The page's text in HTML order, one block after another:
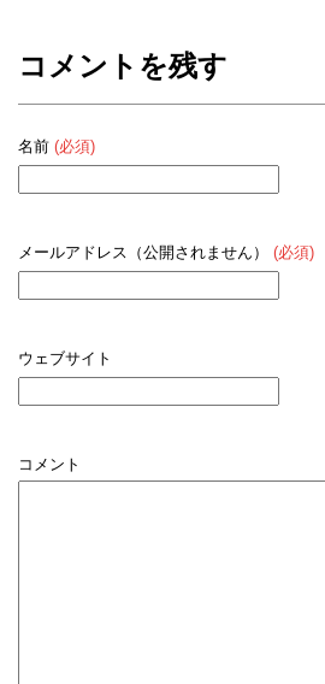
コメントを残す
名前 (必須)
メールアドレス（公開されません） (必須)
ウェブサイト
コメント